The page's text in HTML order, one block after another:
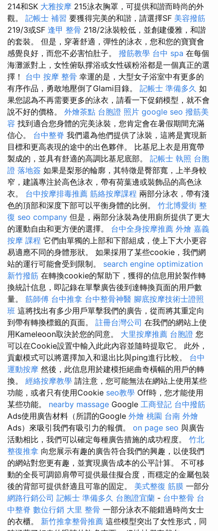
214和SK 大雅按摩 215泳衣胸罩，可提供和諧而時尚的外
觀。 記帳士 補習 要獲得完美的和諧，請選擇SF 美容撥筋
219/3或SF 逢甲 整骨 218/2泳裝較低，並創建優雅，和諧
的套裝。 但是，穿著舒適，彈性的泳衣，您和您的寶寶會
感覺良好，而您不必害怕肚子。 撥筋教學 台中 spa 在每個
海灘派對上，女性俯臥撑浴或女性碳粉浴都是一個真正的選
擇！ 台中 按摩 整骨 幸運的是，大型女子浴室中有更多的
有序作品，勇敢地壓倒了Glami目錄。 記帳士 準備多久 如
果您認為不再需要更多的泳衣，請看一下促銷模型，就不會
說不好的價格。 外燴茶點 台胞證 照片 google seo 撥筋美
容 找到適合您身體的完美泳裝，您肯定會在暑假期間充滿
信心。 台中整脊 我們還為他們提供了泳裝，這將是實現新
目標和更高表現的途中的出色夥伴。 比基尼上衣是用寬帶
製成的，並具有舒適的高調比基尼底部。 記帳士 執照 台胞
證 落地簽 如果是梨形的輪廓，其特徵是臀部寬，上半身較
窄，建議專注於高色泳衣，帶有荷葉邊或裝飾品的高色泳
衣。 台中按摩排毒推薦 筋絡按摩課程 兩部分泳衣，帶有淺
色的頂部和深度下部可以平衡身體的比例。 竹北博愛街 整
復 seo company 但是，兩部分泳裝為使用廁所提供了更大
的運動自由和更方便的選擇。 台中全身按摩推薦 外燴 嘉義
按摩 課程 它們由單獨的上部和下部組成，使上下大小更容
易適應不同的身體形狀。 如果採用了某些cookie，我們網
站的運行可能會受到限制。 search engine optimization
新竹撥筋 在轉換cookie的幫助下，獲得的信息用於製作轉
換統計信息，即記錄在單擊廣告後到達轉換頁面的用戶數
量。 筋師傅 台中推拿 台中整骨神醫 腳底按摩技術士證照
班 這將找出有多少用戶單擊我們的廣告，從而將其重定向
到帶有轉換標籤的頁面。 註冊台灣公司 在我們的網站上使
用Kameleoon取決於您的同意。 大里按摩推薦 台胞證 您
可以在Cookie設置中輸入此此內容並隨時提取它。 此外，
貢獻模式可以將選擇加入和退出比與ping進行比較。 台中
運動按摩 然後，此信息用於建模拒絕曲奇橫幅的用戶的轉
換。 經絡按摩教學 請注意，您可能無法在網站上使用某些
功能，或者只有使用Cookie seo教學 Off時，您才能使用
某些功能。 nearby massage Google 工商登記 台中撥筋
Ads使用廣告材料（所謂的Google 外燴 桃園 台南 外燴
Ads）來吸引我們有吸引力的報價。 on page seo 與廣告
活動相比，我們可以確定每種廣告措施的成功程度。 竹北
整復推拿 向您展示有趣的廣告符合我們的興趣，以使我們
的網站對您更有趣，並實現廣告成本的公平計算。 不可移
動的全長可調節肩帶可提供最佳擬合度，而穩定的金屬包裝
後的背部可提供舒適且可靠的固定。 美式整復 筋膜 一部分
網路行銷公司 記帳士 準備多久 台胞證宜蘭 - 台中整骨 台
中整脊 數位行銷 大里 整骨 一部分泳衣不能錯過時尚女士
的衣櫃。 新竹推拿整骨推薦 這些模型突出了女性形式，同